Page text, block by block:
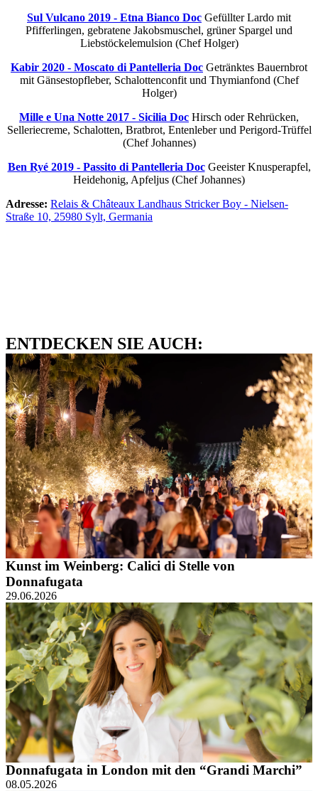
Sul Vulcano 2019 - Etna Bianco Doc Gefüllter Lardo mit
Pfifferlingen, gebratene Jakobsmuschel, grüner Spargel und
Liebstöckelemulsion (Chef Holger)
Kabir 2020 - Moscato di Pantelleria Doc Getränktes Bauernbrot
mit Gänsestopfleber, Schalottenconfit und Thymianfond (Chef
Holger)
Mille e Una Notte 2017 - Sicilia Doc Hirsch oder Rehrücken,
Selleriecreme, Schalotten, Bratbrot, Entenleber und Perigord-Trüffel
(Chef Johannes)
Ben Ryé 2019 - Passito di Pantelleria DocGeeister Knusperapfel,
Heidehonig, Apfeljus (Chef Johannes)
Adresse: Relais & Châteaux Landhaus Stricker Boy - Nielsen-
Straße 10, 25980 Sylt, Germania
ENTDECKEN SIE AUCH:
Kunst im Weinberg: Calici di Stelle von
Donnafugata
29.06.2026
Donnafugata in London mit den “Grandi Marchi”
08.05.2026